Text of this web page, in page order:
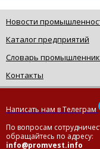
Новости
Каталог предприятий
Словарь
Контакты
Написать нам в Телеграм
По вопросам
обращайтесь по адресу:
info@promvest.info